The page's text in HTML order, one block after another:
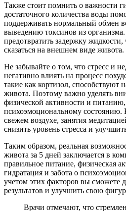
Также стоит помнить о важности
достаточного количества воды
поддерживать нормальный обмен
выведению токсинов из
предотвратить задержку
сказаться на внешнем виде живота.
Не забывайте о том, что стресс и
негативно влиять на процесс
такие как кортизол, способствуют
живота. Поэтому важно уделять
физической активности и
психоэмоциональному состоянию.
свежем воздухе, занятия
снизить уровень стресса и
Таким образом, реальная
живота за 5 дней заключается в
правильное питание, физическая
гидратация и забота о
учетом этих факторов вы сможете
результатов и улучшить свою
Врачи отмечают, что